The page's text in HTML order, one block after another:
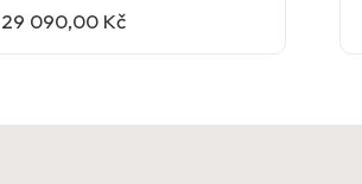
29 090,00 Kč